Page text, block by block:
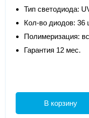
Тип светодиода:
Кол-во диодов: 36
Полимеризация:
Гарантия 12 мес.
В корзину